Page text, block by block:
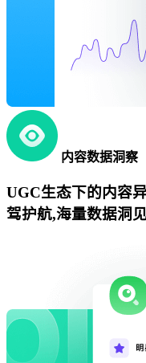
内容数据洞察
UGC生态下的内容
驾护航,海量数据洞